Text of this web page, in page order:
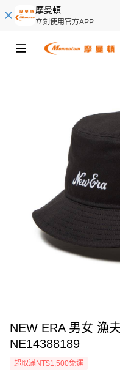
摩曼頓
立刻使用官方APP
NEW ERA 男女 漁
NE14388189
超取滿NT$1,500免運